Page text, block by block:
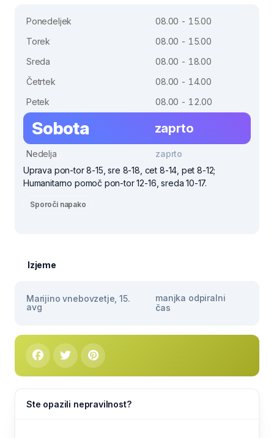
Ponedeljek
08.00 - 15.00
Torek
08.00 - 15.00
Sreda
08.00 - 18.00
Četrtek
08.00 - 14.00
Petek
08.00 - 12.00
Sobota zaprto
Nedelja
zaprto
Uprava pon-tor 8-15, sre 8-18, cet 8-14, pet 8-12;
Humanitarno pomoč pon-tor 12-16, sreda 10-17.
Sporoči napako
Izjeme
Marijino vnebovzetje, 15.
avg
manjka odpiralni
čas
Ste opazili nepravilnost?